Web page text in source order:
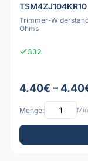
TSM4ZJ104KR10
Trimmer-
Ohms
332
4.40€ –
Menge: